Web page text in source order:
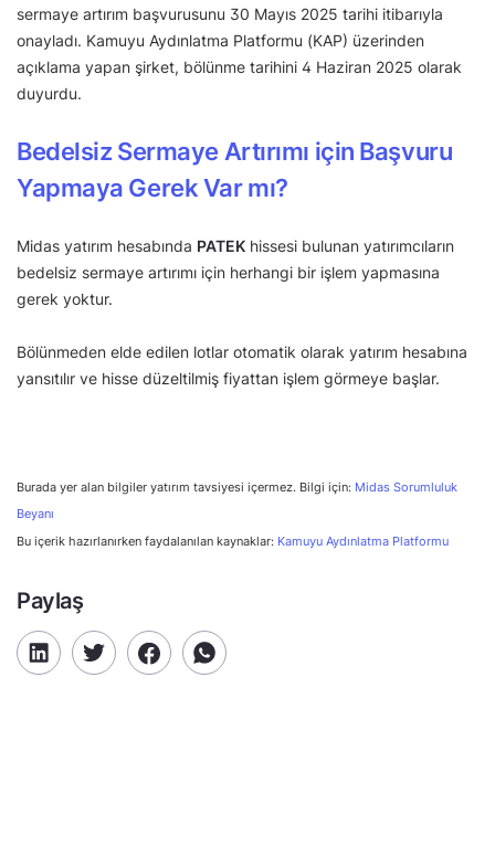
sermaye artırım başvurusunu 30 Mayıs 2025 tarihi itibarıyla
onayladı. Kamuyu Aydınlatma Platformu (KAP) üzerinden
açıklama yapan şirket, bölünme tarihini 4 Haziran 2025 olarak
duyurdu.
Bedelsiz Sermaye Artırımı için Başvuru
Yapmaya Gerek Var mı?
Midas yatırım hesabında PATEK hissesi bulunan yatırımcıların
bedelsiz sermaye artırımı için herhangi bir işlem yapmasına
gerek yoktur.
Bölünmeden elde edilen lotlar otomatik olarak yatırım hesabına
yansıtılır ve hisse düzeltilmiş fiyattan işlem görmeye başlar.
Burada yer alan bilgiler yatırım tavsiyesi içermez. Bilgi için: Midas Sorumluluk
Beyanı
Bu içerik hazırlanırken faydalanılan kaynaklar: Kamuyu Aydınlatma Platformu
Paylaş